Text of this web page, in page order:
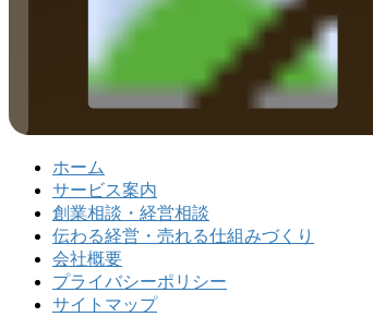
ホーム
サービス案内
創業相談・経営相談
伝わる経営・売れる仕組みづくり
会社概要
プライバシーポリシー
サイトマップ